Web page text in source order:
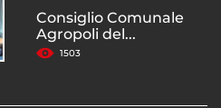
Consiglio Comunale
Agropoli del...
1503